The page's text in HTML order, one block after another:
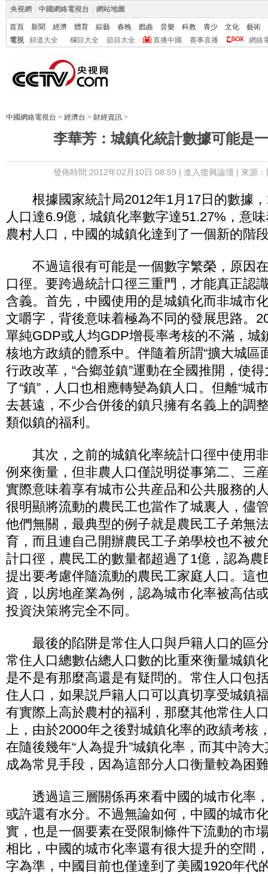
央視網 中國網絡電視台 網站地圖
首頁 新聞 經濟 體育 綜藝 春晚 戲曲 音樂 科教 青少 文化
藝術
電視
頻道大全 欄目大全 節目大全 直播中國 賽事直播 網絡
中國網絡電視台 > 經濟台 > 財經資訊 >
李華芳：城鎮化統計數據可能是
發佈時間:2012年02月10日 08:59 | 進入復興論壇 | 來源
根據國家統計局2012年1月17日的數據，
人口達6.9億，城鎮化率數字達51.27%，意
農村人口，中國的城鎮化達到了一個新的階
不過這很有可能是一個數字繁榮，原因
口徑。要跨過統計口徑三重門，才能真正認
含義。首先，中國使用的是城鎮化而非城市
文嚼字，背後意味着極為不同的發展思路。
單純GDP或人均GDP增長率考核的不滿，城
核地方政績的體系中。伴隨着所謂“擴大城區
行政改革，“合鄉並鎮”運動在全國推開，使
了“鎮”，人口也相應轉變為鎮人口。但離“城
去甚遠，不少合併後的鎮只擁有名義上的調
類似鎮的福利。
其次，之前的城鎮化率統計口徑中使用
例來衡量，但非農人口僅説明從事第二、三
實際意味着享有城市公共産品和公共服務的
很明顯將流動的農民工也當作了城裏人，儘
他們無關，最典型的例子就是農民工子弟無
育，而且連自己開辦農民工子弟學校也不被
計口徑，農民工的數量都超過了1億，認為
提出要考慮伴隨流動的農民工家庭人口。這
資，以房地産業為例，認為城市化率被高估
投資決策將完全不同。
最後的陷阱是常住人口與戶籍人口的區
常住人口總數佔總人口數的比重來衡量城鎮
是不是有那麼高還是有疑問的。常住人口包
住人口，如果説戶籍人口可以真切享受城鎮
有實際上高於農村的福利，那麼其他常住人
上，由於2000年之後對城鎮化率的政績考核
在隨後幾年“人為提升”城鎮化率，而其中誇
成為常見手段，因為這部分人口衡量較為困
透過這三層關係再來看中國的城市化率
或許還有水分。不過無論如何，中國的城市
實，也是一個要素在受限制條件下流動的市
相比，中國的城市化率還有很大提升的空間
字為準，中國目前也僅達到了美國1920年代